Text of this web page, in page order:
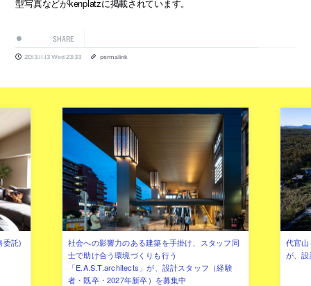
型写真などがkenplatzに掲載されています。
SHARE
2013.11.13 Wed 23:33 permalink
委託)
社会への影響力のある建築を手掛け、スタッフ同
士で助け合う環境づくりも行う
「E.A.S.T.architects」が、設計スタッフ（経験
者・既卒・2027年新卒）を募集中
代官
が、